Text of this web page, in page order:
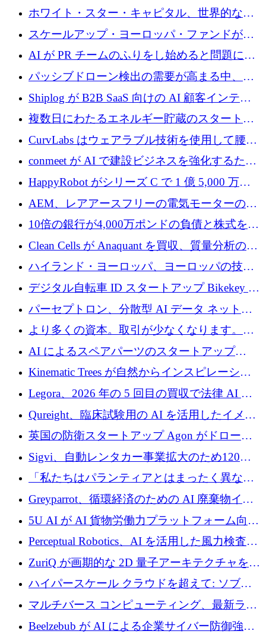
トフォームの拡大に 1,560 万ユーロを投資
ホワイト・スター・キャピタル、世界的なス
タートアップをシリーズAからBまで支援する
ために2億5,000万ドルのファンドIVを閉鎖
スケールアップ・ヨーロッパ・ファンドが初
の投資を行い、Iceeyeの10億ユーロのラウンド
AI が PR チームのふりをし始めると問題にな
ります
パッシブドローン検出の需要が高まる中、
Monava が資金調達ラウンドを終了
Shiplog が B2B SaaS 向けの AI 顧客インテリ
ジェンスを構築するために 100 万ドルを調達
複数日にわたるエネルギー貯蔵のスタートア
ップ、Ore Energy が新たな投資ラウンドで
4,300 万ドルを獲得
CurvLabs はウェアラブル技術を使用して腰痛
治療をどのように再考しているか
conmeet が AI で建設ビジネスを強化するため
に 600 万ユーロを調達
HappyRobot がシリーズ C で 1 億 5,000 万ド
ルを獲得し、企業運営向けにエージェント AI
を拡張
AEM、レアアースフリーの電気モーターの革
新を加速するために1,600万ポンドを確保
10倍の銀行が4,000万ポンドの負債と株式を調
達
Clean Cells が Anaquant を買収、質量分析の専
門知識によるバイオ医薬品の品質管理を拡大
ハイランド・ヨーロッパ、ヨーロッパの技術
規模拡大を支援するために11億ユーロのファ
ンドVIを閉鎖
デジタル自転車 ID スタートアップ Bikekey が
TÖNNJES への投資を確保
パーセプトロン、分散型 AI データ ネットワ
ークの構築に 650 万ドルを調達
より多くの資本。取引が少なくなります。
2026 年上半期がヨーロッパのテクノロジーに
ついて語ること
AI によるスペアパーツのスタートアップ
Intropy が 1,100 万ドルを調達
Kinematic Trees が自然からインスピレーショ
ンを得たロボット ソフトウェアを拡張するた
めに 58 万 5,000 ポンドを調達
Legora、2026 年の 5 回目の買収で法律 AI ス
タートアップ Wexler を買収
Qureight、臨床試験用の AI を活用したイメー
ジング プラットフォームを拡張するためにシ
リーズ B で 2,000 万ドルを確保
英国の防衛スタートアップ Agon がドローン
攻撃に対抗する仮想戦場を構築、3,000 万ドル
を調達
Sigvi、自動レンタカー事業拡大のため120万
ユーロを調達
「私たちはパランティアとはまったく異なる
会社です」とフランス人の「控えめな」後任
者は言う
Greyparrot、循環経済のための AI 廃棄物イン
テリジェンスを拡張するためにシリーズ B で
2,700 万ドルを確保
5U AI が AI 貨物労働力プラットフォーム向け
に 320 万ドルのプレシードを獲得
Perceptual Robotics、AI を活用した風力検査の
規模拡大に向けて 400 万ポンド以上を確保
ZuriQ が画期的な 2D 量子アーキテクチャを拡
張するために 2,550 万ドルを調達
ハイパースケール クラウドを超えて: ソブリ
ン コンピューティングに対する DFINITY の
ビジョン
マルチバース コンピューティング、最新ラウ
ンドで最大 5 億 7,000 万ドルを目標
Beelzebub が AI による企業サイバー防御強化